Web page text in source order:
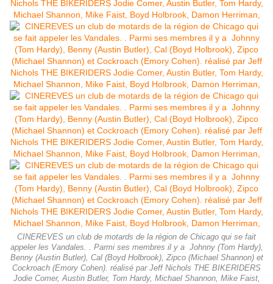
CINEREVES un club de motards de la région de Chicago qui se fait
appeler les Vandales. . Parmi ses membres il y a Johnny (Tom Hardy),
Benny (Austin Butler), Cal (Boyd Holbrook), Zipco (Michael Shannon) et
Cockroach (Emory Cohen). réalisé par Jeff Nichols THE BIKERIDERS
Jodie Comer, Austin Butler, Tom Hardy, Michael Shannon, Mike Faist,